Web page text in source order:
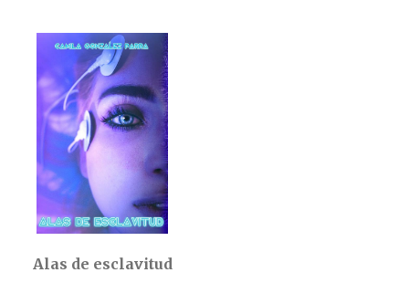
Alas de esclavitud